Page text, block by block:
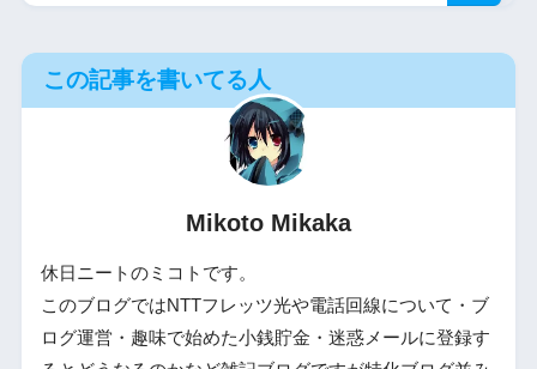
この記事を書いてる人
Mikoto Mikaka
休日ニートのミコトです。
このブログではNTTフレッツ光や電話回線について・ブ
ログ運営・趣味で始めた小銭貯金・迷惑メールに登録す